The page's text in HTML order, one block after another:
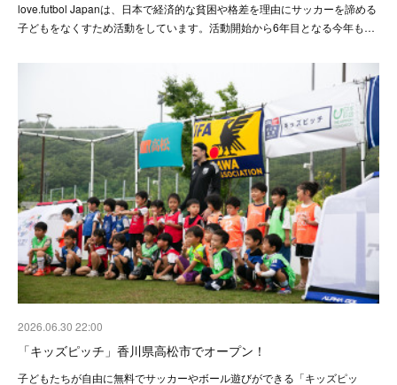
love.futbol Japanは、日本で経済的な貧困や格差を理由にサッカーを諦める
子どもをなくすため活動をしています。活動開始から6年目となる今年も…
2026.06.30 22:00
「キッズピッチ」香川県高松市でオープン！
子どもたちが自由に無料でサッカーやボール遊びができる「キッズピッ